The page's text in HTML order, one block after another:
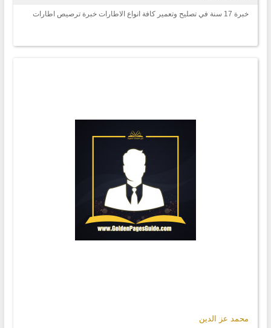
خبرة 17 سنة في تصليح وتعمير كافة انواع الاطارات خبرة ترصيص اطارات
محمد عز الدين